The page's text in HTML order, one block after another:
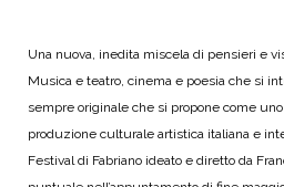
Una nuova, inedita miscela di pensieri e
Musica e teatro, cinema e poesia che si
sempre originale che si propone come
produzione culturale artistica italiana e
Festival di Fabriano ideato e diretto da